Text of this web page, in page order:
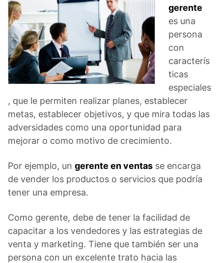
gerente
es una
persona
con
caracterís
ticas
especiales
, que le permiten realizar planes, establecer
metas, establecer objetivos, y que mira todas las
adversidades como una oportunidad para
mejorar o como motivo de crecimiento.
Por ejemplo, un gerente en ventas se encarga
de vender los productos o servicios que podría
tener una empresa.
Como gerente, debe de tener la facilidad de
capacitar a los vendedores y las estrategias de
venta y marketing. Tiene que también ser una
persona con un excelente trato hacia las